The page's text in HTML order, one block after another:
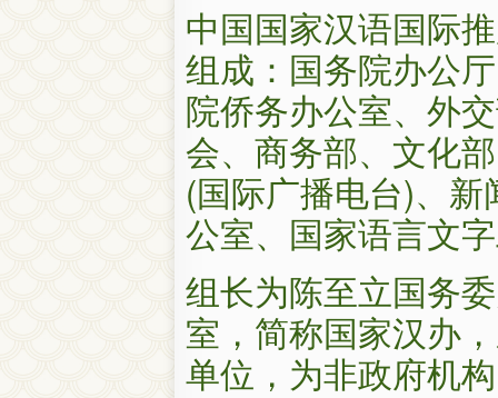
中国国家汉语国际
组成：国务院办公
院侨务办公室、外
会、商务部、文化
(国际广播电台)、
公室、国家语言文
组长为陈至立国务
室，简称国家汉办
单位，为非政府机